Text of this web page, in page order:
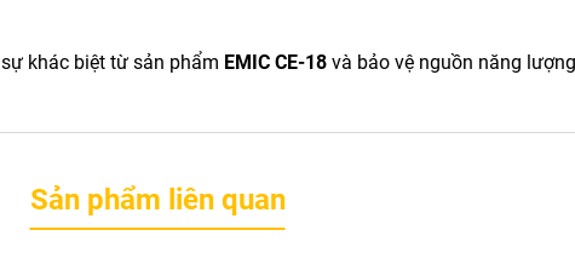
khác biệt từ sản phẩm EMIC CE-18 và bảo vệ nguồn năng
Sản phẩm liên quan